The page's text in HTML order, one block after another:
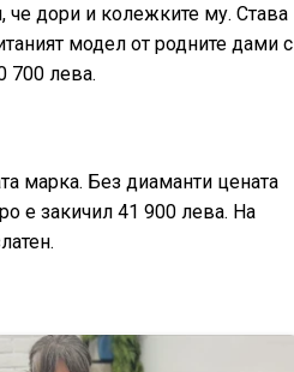
че дори и колежките му. Става
модел от родните дами с
700 лева.
марка. Без диаманти цената
е закичил 41 900 лева. На